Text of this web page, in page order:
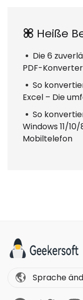
Heiße
Die 6
PDF-
So
Excel – Die
So
Windows 11/
Mobiltelefon
Sprache